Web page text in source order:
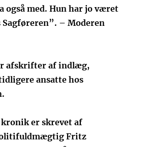
også med. Hun har jo været
Sagføreren”. – Moderen
afskrifter af indlæg,
ansatte hos
er skrevet af
Fritz